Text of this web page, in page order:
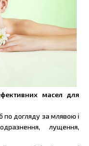
масел для
по догляду за млявою і
лущення,